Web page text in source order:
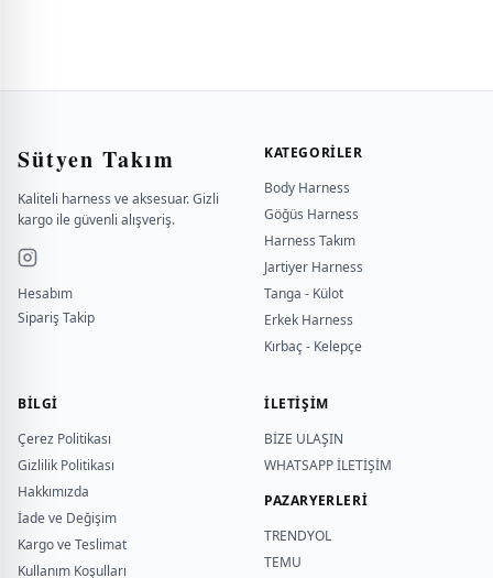
Sütyen Takım
Kaliteli harness ve aksesuar. Gizli
kargo ile güvenli alışveriş.
Hesabım
Sipariş Takip
KATEGORILER
Body Harness
Göğüs Harness
Harness Takım
Jartiyer Harness
Tanga - Külot
Erkek Harness
Kırbaç - Kelepçe
BILGI
Çerez Politikası
Gizlilik Politikası
Hakkımızda
İade ve Değişim
Kargo ve Teslimat
Kullanım Koşulları
İLETİŞİM
BİZE ULAŞIN
WHATSAPP İLETİŞİM
PAZARYERLERİ
TRENDYOL
TEMU